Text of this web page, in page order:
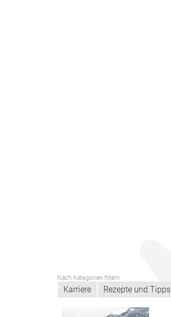
Nach Kategorien filtern:
Karriere Rezepte und Tipps